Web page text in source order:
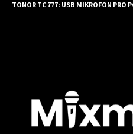
TONOR TC 777: USB MIKROFON PRO